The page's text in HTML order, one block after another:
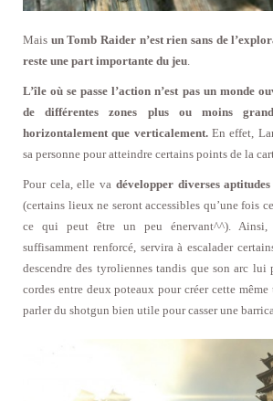
Mais un Tomb Raider n’est rien sans de
reste une part importante du jeu.
L’île où se passe l’action n’est pas un monde
de différentes zones plus ou moins
horizontalement que verticalement.En effet,
sa personne pour atteindre certains points de la
Pour cela, elle va développer diverses
(certains lieux ne seront accessibles qu’une fois
ce qui peut être un peu énervant^^).
suffisamment renforcé, servira à escalader
descendre des tyroliennes tandis que son arc lui
cordes entre deux poteaux pour créer cette même
parler du shotgun bien utile pour casser une